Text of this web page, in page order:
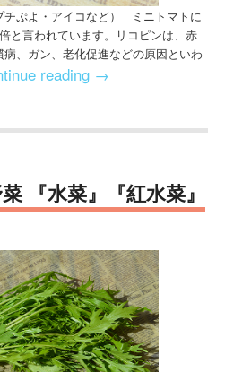
ぷよ・アイコなど） ミニトマトに
と言われています。リコピンは、赤
、ガン、老化促進などの原因といわ
reading →
『水菜』『紅水菜』